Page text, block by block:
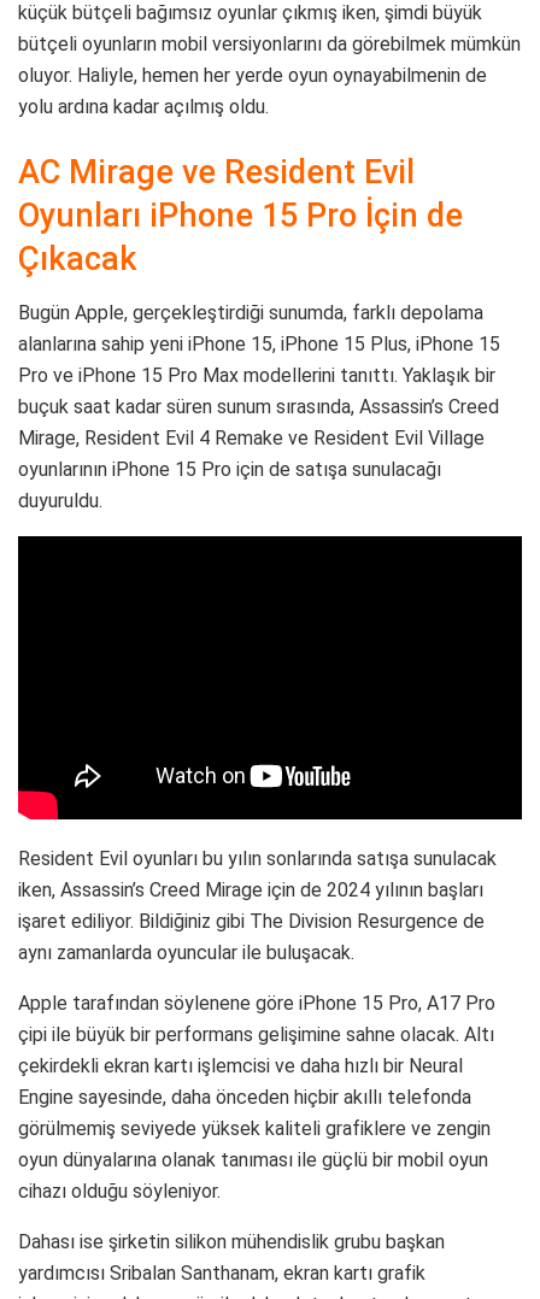
küçük bütçeli bağımsız oyunlar çıkmış iken, şimdi büyük
bütçeli oyunların mobil versiyonlarını da görebilmek mümkün
oluyor. Haliyle, hemen her yerde oyun oynayabilmenin de
yolu ardına kadar açılmış oldu.
AC Mirage ve Resident Evil
Oyunları iPhone 15 Pro İçin de
Çıkacak
Bugün Apple, gerçekleştirdiği sunumda, farklı depolama
alanlarına sahip yeni iPhone 15, iPhone 15 Plus, iPhone 15
Pro ve iPhone 15 Pro Max modellerini tanıttı. Yaklaşık bir
buçuk saat kadar süren sunum sırasında, Assassin’s Creed
Mirage, Resident Evil 4 Remake ve Resident Evil Village
oyunlarının iPhone 15 Pro için de satışa sunulacağı
duyuruldu.
Resident Evil oyunları bu yılın sonlarında satışa sunulacak
iken, Assassin’s Creed Mirage için de 2024 yılının başları
işaret ediliyor. Bildiğiniz gibi The Division Resurgence de
aynı zamanlarda oyuncular ile buluşacak.
Apple tarafından söylenene göre iPhone 15 Pro, A17 Pro
çipi ile büyük bir performans gelişimine sahne olacak. Altı
çekirdekli ekran kartı işlemcisi ve daha hızlı bir Neural
Engine sayesinde, daha önceden hiçbir akıllı telefonda
görülmemiş seviyede yüksek kaliteli grafiklere ve zengin
oyun dünyalarına olanak tanıması ile güçlü bir mobil oyun
cihazı olduğu söyleniyor.
Dahası ise şirketin silikon mühendislik grubu başkan
yardımcısı Sribalan Santhanam, ekran kartı grafik